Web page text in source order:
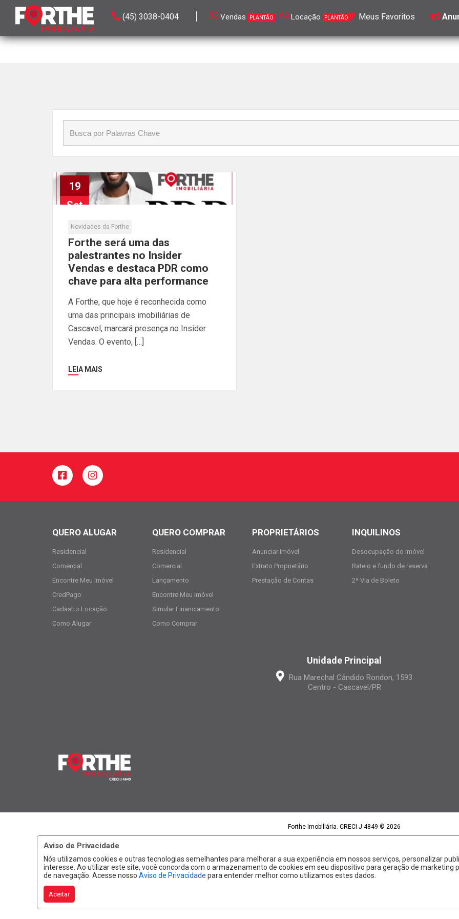
(45) 3038-0404 Vendas PLANTÃO Locação PLANTÃO Meus Favoritos
Início »Blog» Insider Vendas
Aviso de Privacidade
Nós utilizamos cookies e outras tecnologias semelhantes para melhorar a sua experiência em nossos serviços, personalizar
interesse. Ao utilizar este site, você concorda com o armazenamento de cookies em seu dispositivo para geração de
de navegação. Acesse nosso Aviso de Privacidade para entender melhor como utilizamos estes dados.
Aceitar
19
Set
Novidades da Forthe
Forthe será uma das
palestrantes no Insider
Vendas e destaca PDR como
chave para alta performance
A Forthe, que hoje é reconhecida como
uma das principais imobiliárias de
Cascavel, marcará presença no Insider
Vendas. O evento, […]
LEIA MAIS
QUERO ALUGAR
Residencial
Comercial
Encontre Meu Imóvel
CredPago
Cadastro Locação
Como Alugar
QUERO COMPRAR
Residencial
Comercial
Lançamento
Encontre Meu Imóvel
Simular Financiamento
Como Comprar
PROPRIETÁRIOS
Anunciar Imóvel
Extrato Proprietário
Prestação de Contas
INQUILINOS
Desocupação do imóvel
Rateio e fundo de reserva
2ª Via de Boleto
Unidade Principal
Rua Marechal Cândido Rondon, 1593
Centro - Cascavel/PR
Forthe Imobiliária. CRECI J 4849 © 2026
Forthe Imobiliária LTDA | CNPJ 15.395.886/0001-97
Feito com
pelo time da RocketImob | Site para Imobiliária